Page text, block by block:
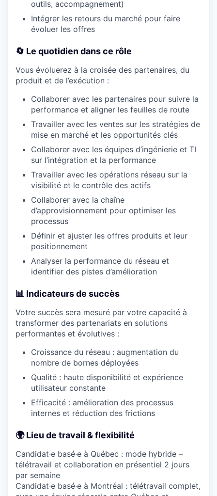
outils, accompagnement)
Intégrer les retours du marché pour faire
évoluer les offres
🔄 Le quotidien dans ce rôle
Vous évoluerez à la croisée des partenaires, du
produit et de l’exécution :
Collaborer avec les partenaires pour suivre la
performance et aligner les feuilles de route
Travailler avec les ventes sur les stratégies de
mise en marché et les opportunités clés
Collaborer avec les équipes d’ingénierie et TI
sur l’intégration et la performance
Travailler avec les opérations réseau sur la
visibilité et le contrôle des actifs
Collaborer avec la chaîne
d’approvisionnement pour optimiser les
processus
Définir et ajuster les offres produits et leur
positionnement
Analyser la performance du réseau et
identifier des pistes d’amélioration
📊 Indicateurs de succès
Votre succès sera mesuré par votre capacité à
transformer des partenariats en solutions
performantes et évolutives :
Croissance du réseau : augmentation du
nombre de bornes déployées
Qualité : haute disponibilité et expérience
utilisateur constante
Efficacité : amélioration des processus
internes et réduction des frictions
🌍Lieu de travail & flexibilité
Candidat·e basé·e à Québec : mode hybride –
télétravail et collaboration en présentiel 2 jours
par semaine
Candidat·e basé·e à Montréal : télétravail complet,